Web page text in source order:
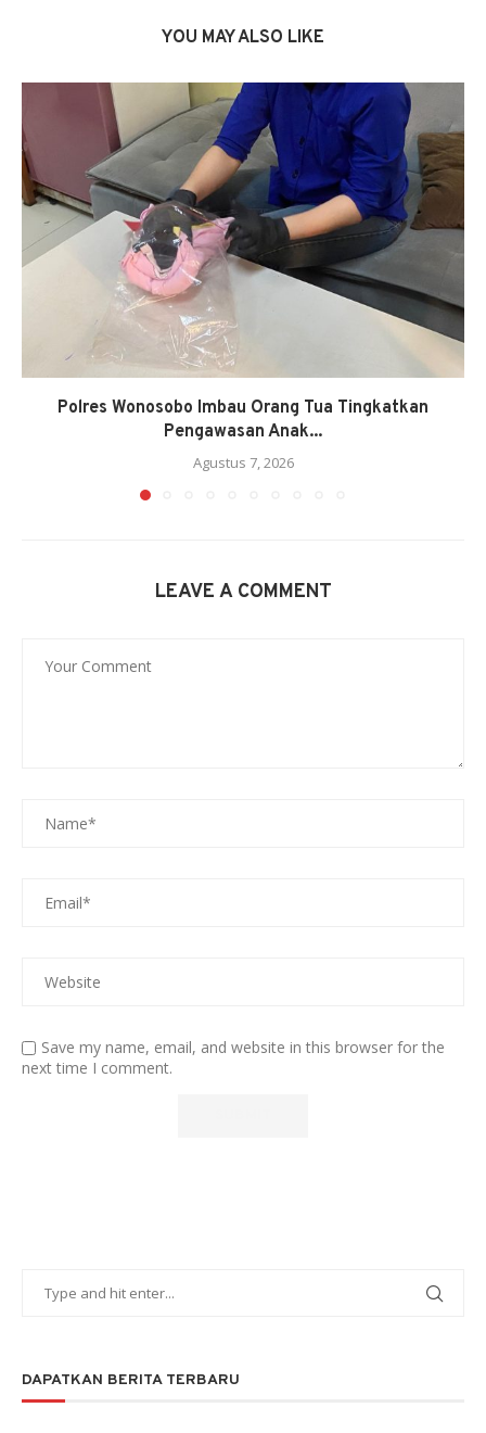
YOU MAY ALSO LIKE
Polres Wonosobo Imbau Orang Tua Tingkatkan
Pengawasan Anak...
Agustus 7, 2026
LEAVE A COMMENT
Save my name, email, and website in this browser for the
next time I comment.
DAPATKAN BERITA TERBARU